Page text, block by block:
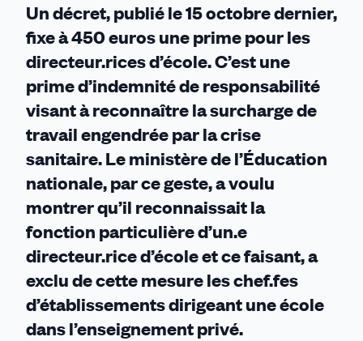
Un décret, publié le 15 octobre dernier,
fixe à 450 euros une prime pour les
directeur.rices d’école. C’est une
prime d’indemnité de responsabilité
visant à reconnaître la surcharge de
travail engendrée par la crise
sanitaire. Le ministère de l’Éducation
nationale, par ce geste, a voulu
montrer qu’il reconnaissait la
fonction particulière d’un.e
directeur.rice d’école et ce faisant, a
exclu de cette mesure les chef.fes
d’établissements dirigeant une école
dans l’enseignement privé.